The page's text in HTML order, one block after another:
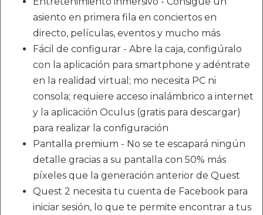
asiento en primera fila en conciertos en
directo, películas, eventos y mucho más
Fácil de configurar - Abre la caja, configúralo
con la aplicación para smartphone y adéntrate
en la realidad virtual; mo necesita PC ni
consola; requiere acceso inalámbrico a internet
y la aplicación Oculus (gratis para descargar)
para realizar la configuración
Pantalla premium - No se te escapará ningún
detalle gracias a su pantalla con 50% más
píxeles que la generación anterior de Quest
Quest 2 necesita tu cuenta de Facebook para
iniciar sesión, lo que te permite encontrar a tus